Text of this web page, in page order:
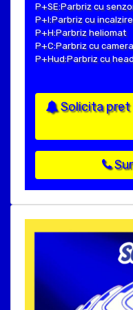
P+SE:Parbriz cu
P+I:Parbriz cu incalzire
P+H:Parbriz heliomat
P+C:Parbriz cu camera
P+Hud:Parbriz cu
Solicita pret